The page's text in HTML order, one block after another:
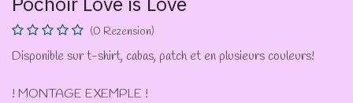
(0 Rezension)
Disponible sur t-shirt, cabas, patch et en plusieurs couleurs!
! MONTAGE EXEMPLE !